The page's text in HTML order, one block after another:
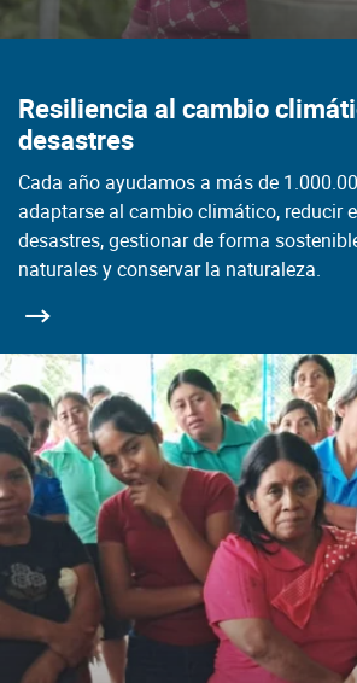
Resiliencia al cambio
desastres
Cada año ayudamos a más de
adaptarse al cambio climático, reducir
desastres, gestionar de forma
naturales y conservar la naturaleza.